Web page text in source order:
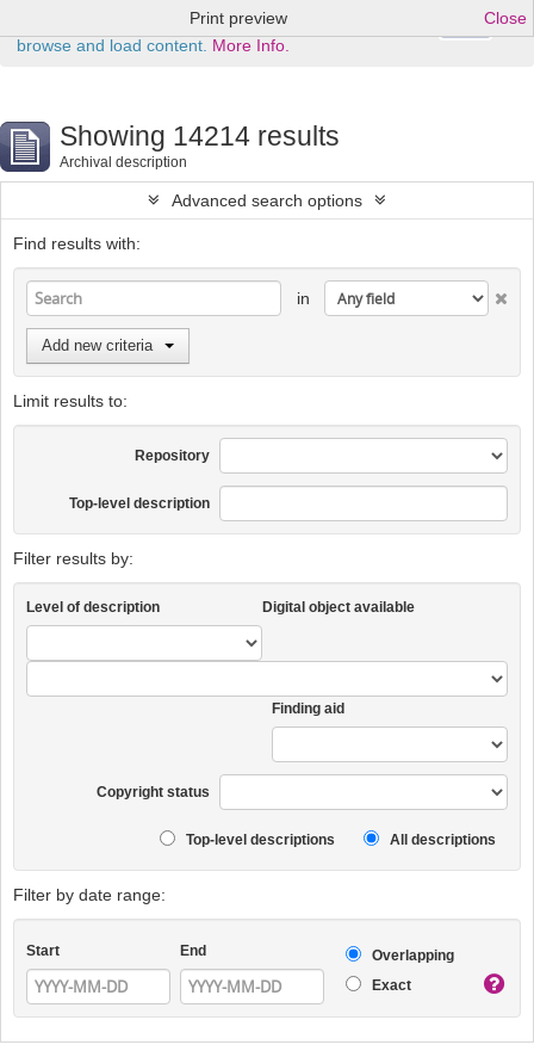
This website uses cookies to enhance your ability to
browse and load content. More Info.
Print preview Close
Showing 14214 results
Archival description
Advanced search options
Find results with:
in
Add new criteria
Limit results to:
Repository
Top-level description
Filter results by:
Level of description Digital object available
Finding aid
Copyright status
Top-level descriptions All descriptions
Filter by date range:
Start End
Overlapping
Exact